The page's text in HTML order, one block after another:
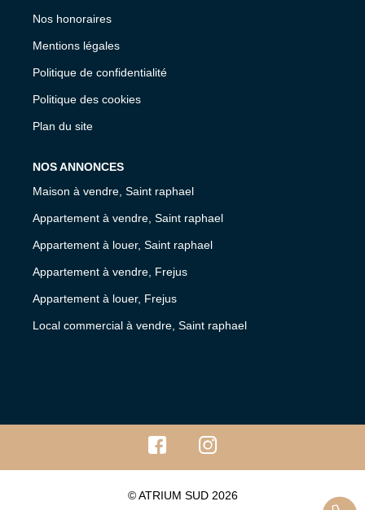
Nos honoraires
Mentions légales
Politique de confidentialité
Politique des cookies
Plan du site
NOS ANNONCES
Maison à vendre, Saint raphael
Appartement à vendre, Saint raphael
Appartement à louer, Saint raphael
Appartement à vendre, Frejus
Appartement à louer, Frejus
Local commercial à vendre, Saint raphael
© ATRIUM SUD 2026